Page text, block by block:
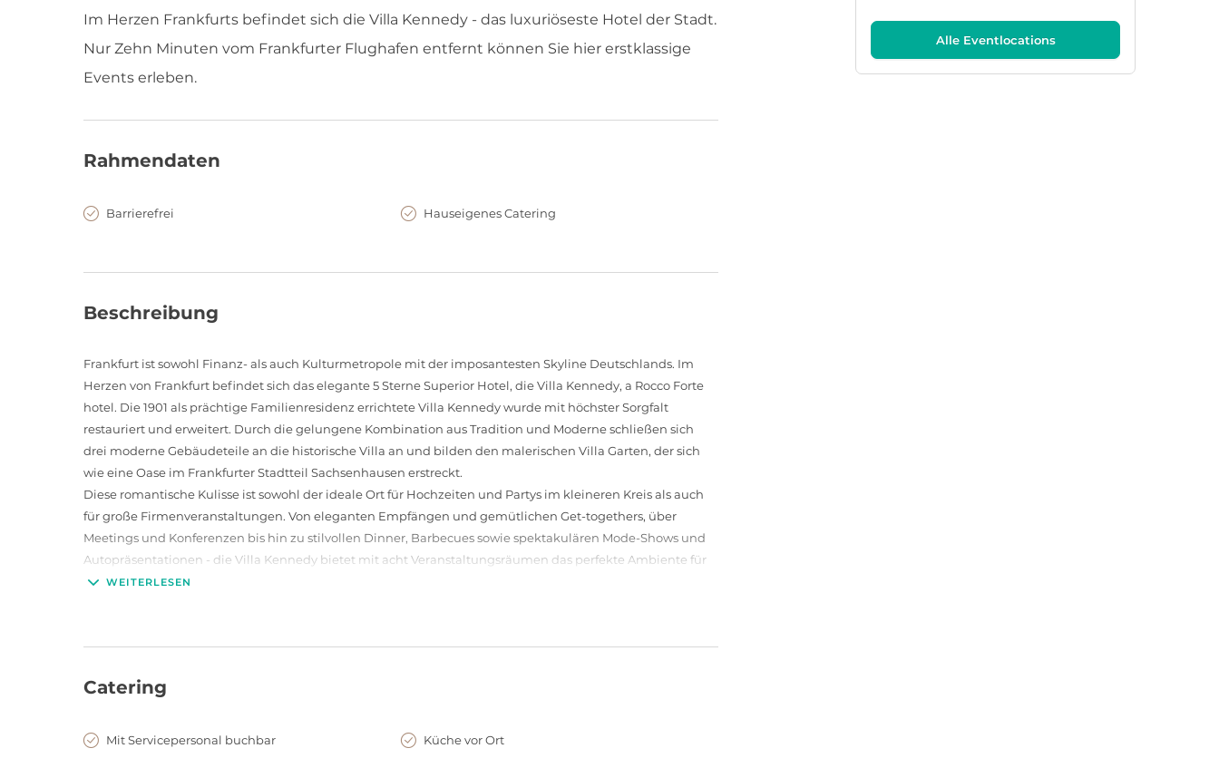
Im Herzen Frankfurts befindet sich die Villa Kennedy - das luxuriöseste Hotel der Stadt.
Nur Zehn Minuten vom Frankfurter Flughafen entfernt können Sie hier erstklassige
Events erleben.
Rahmendaten
Barrierefrei Hauseigenes Catering
Beschreibung
Frankfurt ist sowohl Finanz- als auch Kulturmetropole mit der imposantesten Skyline Deutschlands. Im
Herzen von Frankfurt befindet sich das elegante 5 Sterne Superior Hotel, die Villa Kennedy, a Rocco Forte
hotel. Die 1901 als prächtige Familienresidenz errichtete Villa Kennedy wurde mit höchster Sorgfalt
restauriert und erweitert. Durch die gelungene Kombination aus Tradition und Moderne schließen sich
drei moderne Gebäudeteile an die historische Villa an und bilden den malerischen Villa Garten, der sich
wie eine Oase im Frankfurter Stadtteil Sachsenhausen erstreckt.
Diese romantische Kulisse ist sowohl der ideale Ort für Hochzeiten und Partys im kleineren Kreis als auch
für große Firmenveranstaltungen. Von eleganten Empfängen und gemütlichen Get-togethers, über
Meetings und Konferenzen bis hin zu stilvollen Dinner, Barbecues sowie spektakulären Mode-Shows und
Autopräsentationen - die Villa Kennedy bietet mit acht Veranstaltungsräumen das perfekte Ambiente für
jede Veranstaltung. Besonders der große Ballsaal und der ruhige Villa Garten bieten ein
beliebtesten Bars, Boutiquen und Kulturattraktionen sind fußläufig erreichbar und auch der Frankfurter
Restaurant Gusto verwöhnt. Das Restaurant im Herzen der traumhaften Villa Kennedy ist ein pulsierender
WEITERLESEN
Catering
Mit Servicepersonal buchbar
Küche vor Ort
Alle Eventlocations